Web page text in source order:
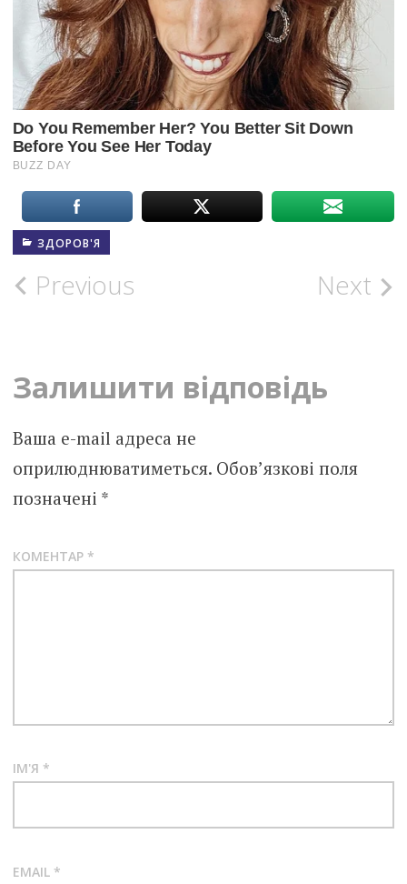
ЗДОРОВ'Я
Post
Previous Next
Залишити відповідь
Ваша e-mail адреса не
оприлюднюватиметься. Обов’язкові поля
позначені *
КОМЕНТАР *
ІМ'Я *
EMAIL *